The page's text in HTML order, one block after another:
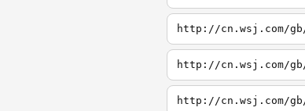
http://cn.wsj.com/gb/
http://cn.wsj.com/gb/
http://cn.wsj.com/gb/